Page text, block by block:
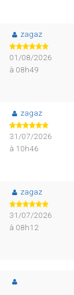
zagaz
01/08/2026
à 08h49
zagaz
31/07/2026
à 10h46
zagaz
31/07/2026
à 08h12